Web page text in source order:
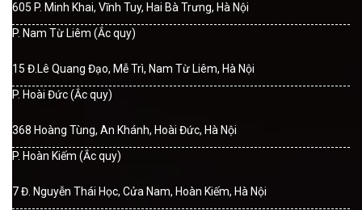
605 P. Minh Khai, Vĩnh Tuy, Hai Bà Trưng, Hà Nội
P. Nam Từ Liêm (Ắc quy)
15 Đ.Lê Quang Đạo, Mễ Trì, Nam Từ Liêm, Hà Nội
P. Hoài Đức (Ắc quy)
368 Hoàng Tùng, An Khánh, Hoài Đức, Hà Nội
P. Hoàn Kiếm (Ắc quy)
7 Đ. Nguyễn Thái Học, Cửa Nam, Hoàn Kiếm, Hà Nội